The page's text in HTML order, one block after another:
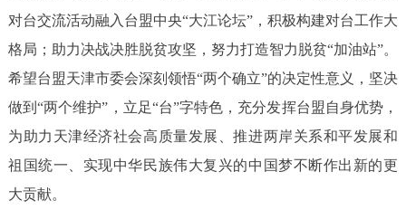
对台交流活动融入台盟中央“大江论坛”，积极构建对台工作大
格局；助力决战决胜脱贫攻坚，努力打造智力脱贫“加油站”。
希望台盟天津市委会深刻领悟“两个确立”的决定性意义，坚决
做到“两个维护”，立足“台”字特色，充分发挥台盟自身优势，
为助力天津经济社会高质量发展、推进两岸关系和平发展和
祖国统一、实现中华民族伟大复兴的中国梦不断作出新的更
大贡献。